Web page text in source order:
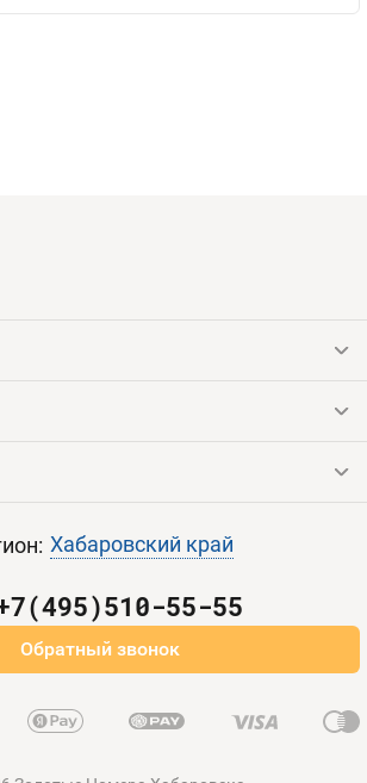
Хабаровский край
55-55
Обратный звонок